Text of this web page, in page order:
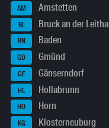
AM Amstetten
BL Bruck an der Leitha
BN Baden
GD Gmünd
GF Gänserndorf
HL Hollabrunn
HO Horn
KG Klosterneuburg